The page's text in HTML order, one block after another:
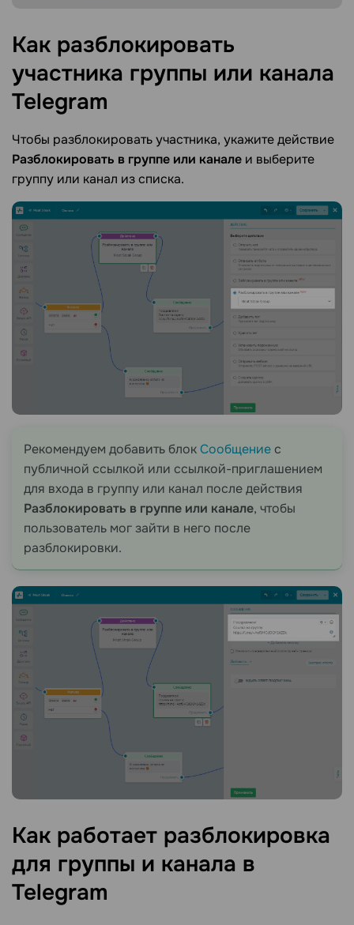
Как разблокировать
участника группы или канала
Telegram
Чтобы разблокировать участника, укажите действие
Разблокировать в группе или канале и выберите
группу или канал из списка.
Рекомендуем добавить блокСообщение с
публичной ссылкой или ссылкой-приглашением
для входа в группу или канал после действия
Разблокировать в группе или канале, чтобы
пользователь мог зайти в него после
разблокировки.
Как работает разблокировка
для группы и канала в
Telegram